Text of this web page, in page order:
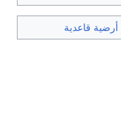
قاعدية